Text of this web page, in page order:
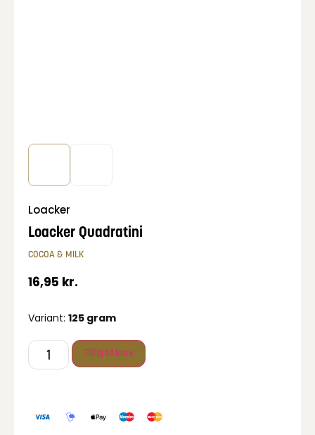
Loacker
Loacker Quadratini
COCOA & MILK
16,95 kr.
Variant:125 gram
Tilføj til kurv